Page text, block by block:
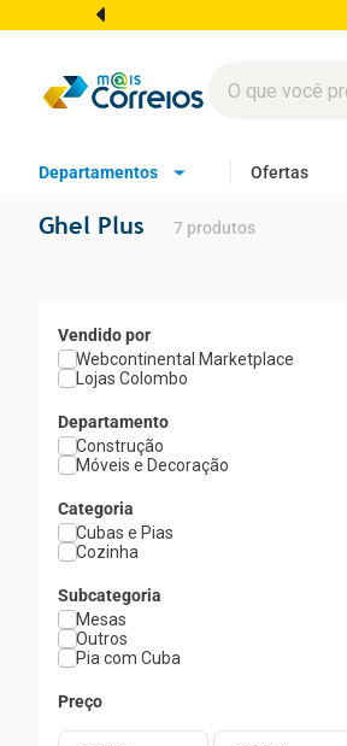
Departamentos Ofertas
Ghel Plus 7 produtos
Webcontinental Marketplace
Lojas Colombo
Departamento
Construção
Móveis e Decoração
Categoria
Cubas e Pias
Cozinha
Subcategoria
Mesas
Outros
Pia com Cuba